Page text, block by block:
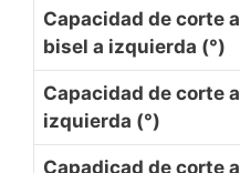
Capacidad de corte a
bisel a izquierda (°)
Capacidad de corte a
izquierda (°)
Capadicad de corte a